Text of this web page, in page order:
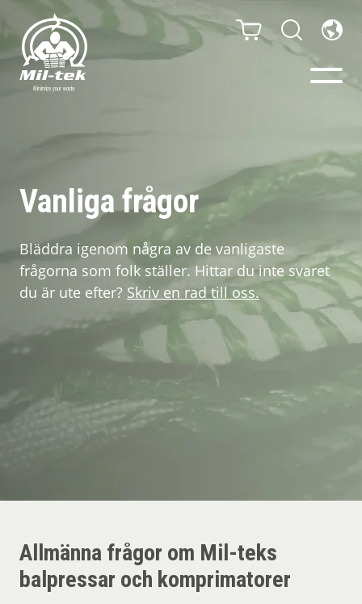
Komprimatorer
Webbshop
Din bransch
Material
Kundcase
Om Mil-tek
Vanliga frågor
Bläddra igenom några av de vanligaste
frågorna som folk ställer. Hittar du inte svaret
du är ute efter? Skriv en rad till oss.
Allmänna frågor om Mil-teks
balpressar och komprimatorer